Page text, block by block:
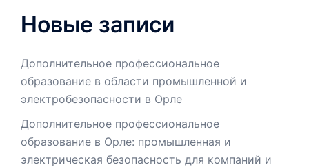
Новые записи
Дополнительное профессиональное
образование в области промышленной и
электробезопасности в Орле
Дополнительное профессиональное
образование в Орле: промышленная и
электрическая безопасность для компаний и